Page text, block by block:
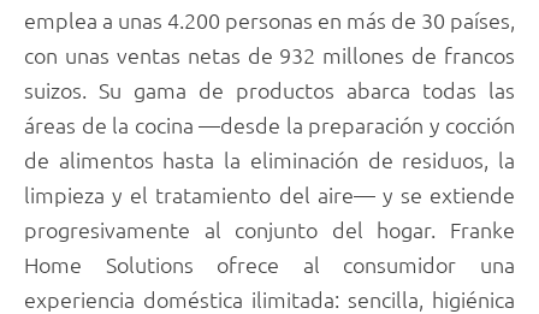
emplea a unas 4.200 personas en más de 30 países,
con unas ventas netas de 932 millones de francos
suizos. Su gama de productos abarca todas las
áreas de la cocina —desde la preparación y cocción
de alimentos hasta la eliminación de residuos, la
limpieza y el tratamiento del aire— y se extiende
progresivamente al conjunto del hogar. Franke
Home Solutions ofrece al consumidor una
experiencia doméstica ilimitada: sencilla, higiénica